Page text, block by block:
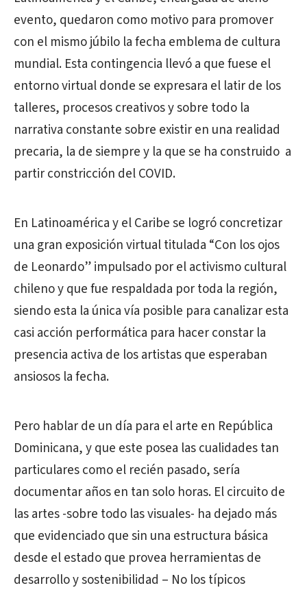
evento, quedaron como motivo para promover
con el mismo júbilo la fecha emblema de cultura
mundial. Esta contingencia llevó a que fuese el
entorno virtual donde se expresara el latir de los
talleres, procesos creativos y sobre todo la
narrativa constante sobre existir en una realidad
precaria, la de siempre y la que se ha construido a
partir constricción del COVID.
En Latinoamérica y el Caribe se logró concretizar
una gran exposición virtual titulada “Con los ojos
de Leonardo” impulsado por el activismo cultural
chileno y que fue respaldada por toda la región,
siendo esta la única vía posible para canalizar esta
casi acción performática para hacer constar la
presencia activa de los artistas que esperaban
ansiosos la fecha.
Pero hablar de un día para el arte en República
Dominicana, y que este posea las cualidades tan
particulares como el recién pasado, sería
documentar años en tan solo horas. El circuito de
las artes -sobre todo las visuales- ha dejado más
que evidenciado que sin una estructura básica
desde el estado que provea herramientas de
desarrollo y sostenibilidad – No los típicos